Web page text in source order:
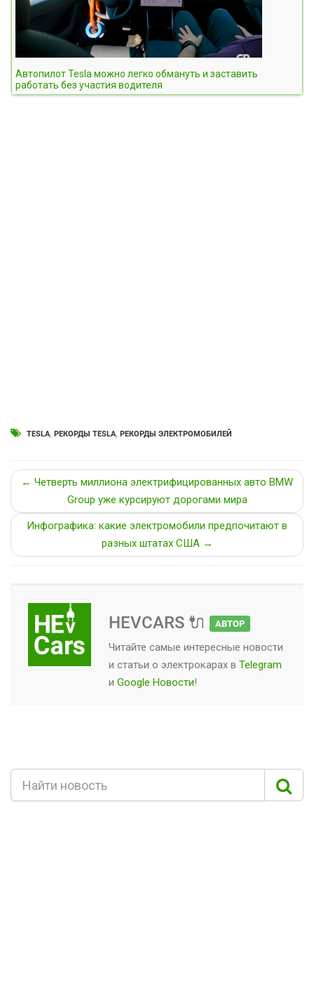
Автопилот Tesla можно легко обмануть и заставить
работать без участия водителя
TESLA, РЕКОРДЫ TESLA, РЕКОРДЫ ЭЛЕКТРОМОБИЛЕЙ
← Четверть миллиона электрифицированных авто BMW
Group уже курсируют дорогами мира
Инфографика: какие электромобили предпочитают в
разных штатах США →
HEVCARS 🔌 АВТОР
Читайте самые интересные новости
и статьи о электрокарах в Telegram
и Google Новости!